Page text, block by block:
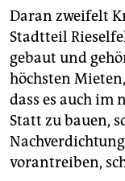
Daran zweifelt
Stadtteil
gebaut und
höchsten
dass es auch im
Statt zu bauen,
vorantreiben,